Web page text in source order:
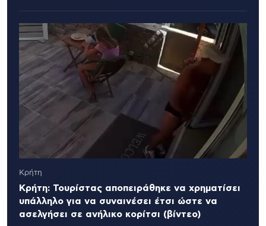
Κρήτη
Κρήτη: Τουρίστας αποπειράθηκε να χρηματίσει
υπάλληλο για να συναινέσει έτσι ώστε να
ασελγήσει σε ανήλικο κορίτσι (βίντεο)